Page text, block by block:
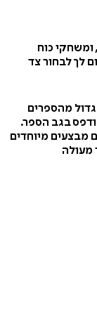
כוח
צד
הספר.
מיוחדים